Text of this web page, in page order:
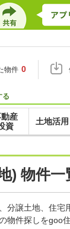
物件 0
る
産
資
土地活用
) 物件一
譲土地、住宅
件探しをgoo